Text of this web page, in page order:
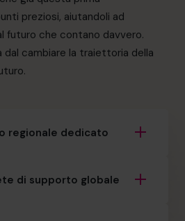
preziosi, aiutandoli ad
futuro che contano davvero.
dal cambiare la traiettoria della
regionale dedicato
di supporto globale